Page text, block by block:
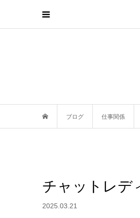
ブログ 仕事関係
チャットレデ
2025.03.21